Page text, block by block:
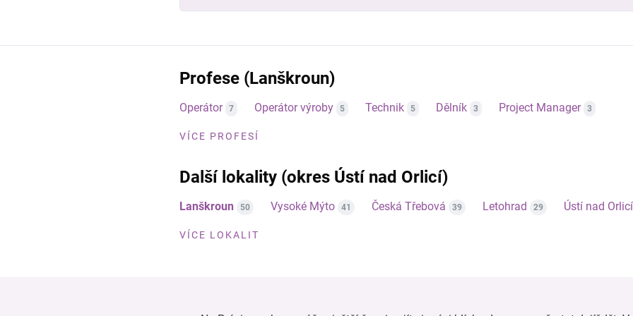
Profese (Lanškroun)
Operátor 7 Operátor výroby 5 Technik 5 Dělník 3 Project Manager 3
VÍCE PROFESÍ
Další lokality (okres Ústí nad Orlicí)
Lanškroun 50 Vysoké Mýto 41 Česká Třebová 39 Letohrad 29 Ústí nad Orlicí
VÍCE LOKALIT